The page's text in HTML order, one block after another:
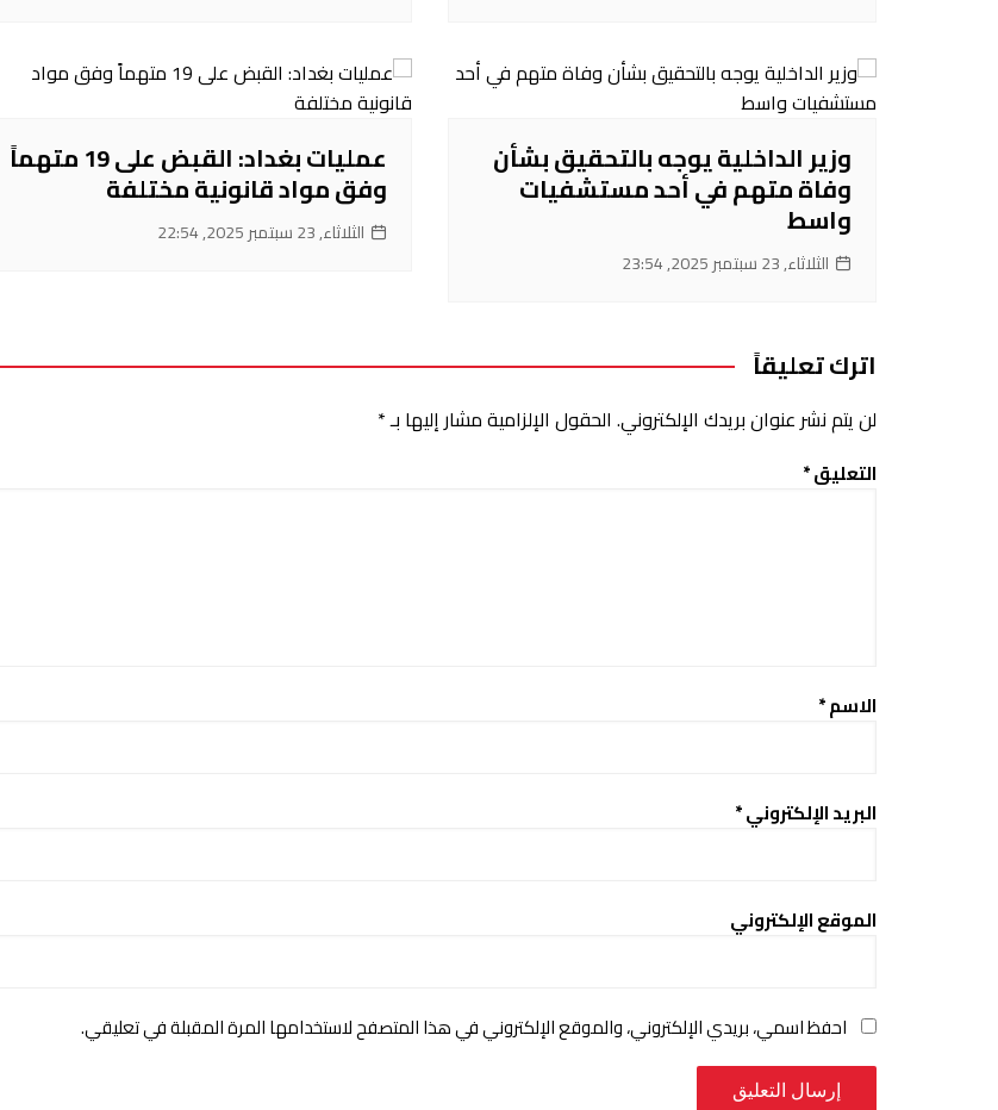
‌وزير الداخلية يوجه بالتحقيق بشأن
وفاة متهم في أحد مستشفيات
واسط
الثلاثاء, 23 سبتمبر 2025, 23:54
عمليات بغداد: القبض على 19 متهماً
وفق مواد قانونية مختلفة
الثلاثاء, 23 سبتمبر 2025, 22:54
اترك تعليقاً
لن يتم نشر عنوان بريدك الإلكتروني. الحقول الإلزامية مشار إليها بـ*
التعليق*
الاسم*
البريد الإلكتروني*
الموقع الإلكتروني
احفظ اسمي، بريدي الإلكتروني، والموقع الإلكتروني في هذا المتصفح لاستخدامها المرة المقبلة في تعليقي.